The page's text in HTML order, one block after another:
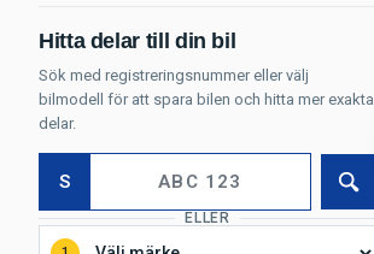
Hitta delar till din bil
Sök med registreringsnummer eller välj
bilmodell för att spara bilen och hitta mer exakta
delar.
S Sök
ELLER